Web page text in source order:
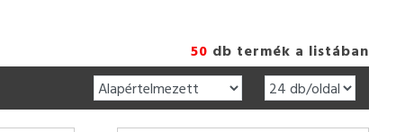
50 db termék a listában